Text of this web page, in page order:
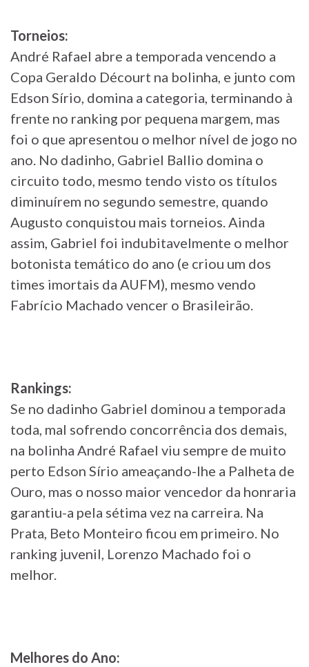
Torneios:
André Rafael abre a temporada vencendo a
Copa Geraldo Décourt na bolinha, e junto com
Edson Sírio, domina a categoria, terminando à
frente no ranking por pequena margem, mas
foi o que apresentou o melhor nível de jogo no
ano. No dadinho, Gabriel Ballio domina o
circuito todo, mesmo tendo visto os títulos
diminuírem no segundo semestre, quando
Augusto conquistou mais torneios. Ainda
assim, Gabriel foi indubitavelmente o melhor
botonista temático do ano (e criou um dos
times imortais da AUFM), mesmo vendo
Fabrício Machado vencer o Brasileirão.
Rankings:
Se no dadinho Gabriel dominou a temporada
toda, mal sofrendo concorrência dos demais,
na bolinha André Rafael viu sempre de muito
perto Edson Sírio ameaçando-lhe a Palheta de
Ouro, mas o nosso maior vencedor da honraria
garantiu-a pela sétima vez na carreira. Na
Prata, Beto Monteiro ficou em primeiro. No
ranking juvenil, Lorenzo Machado foi o
melhor.
Melhores do Ano: